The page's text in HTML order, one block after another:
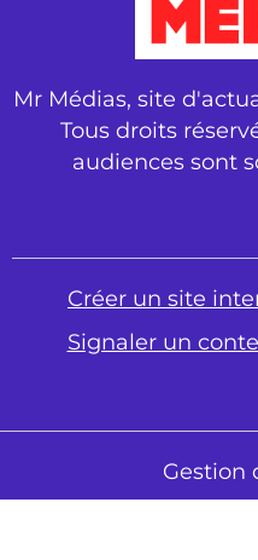
Mr Médias, site
Tous droits
audiences sont
Créer un site
Signaler un
Gestion